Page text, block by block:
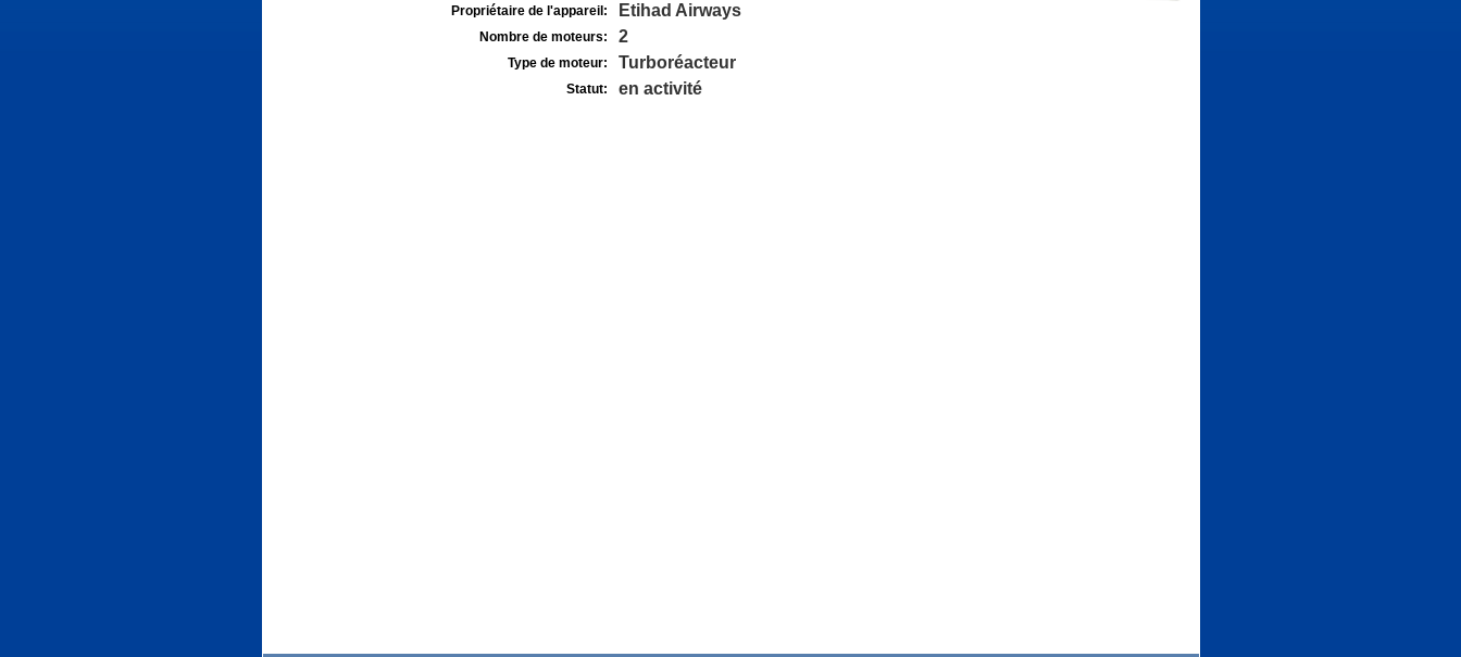
Propriétaire de l'appareil: Etihad Airways
Nombre de moteurs: 2
Type de moteur: Turboréacteur
Statut: en activité